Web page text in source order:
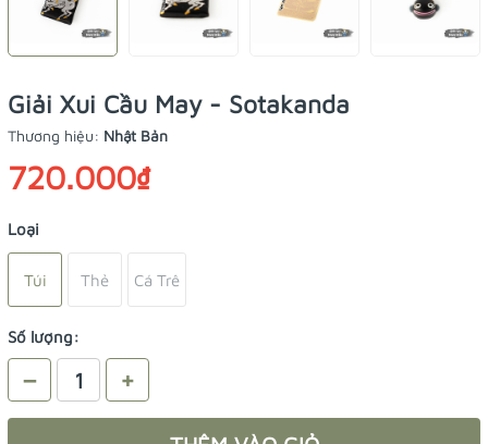
Giải Xui Cầu May - Sotakanda
Thương hiệu: Nhật Bản
720.000₫
Loại
Túi Thẻ Cá Trê
Số lượng:
– +